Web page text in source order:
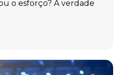
o esforço? A verdade